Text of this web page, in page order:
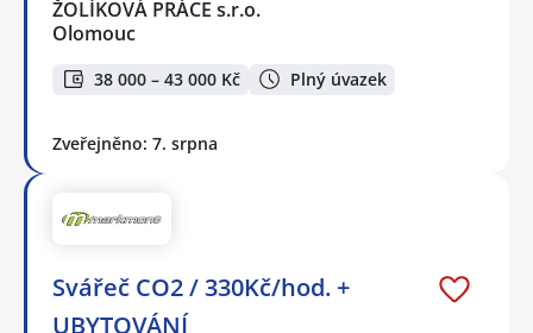
ŽOLÍKOVÁ PRÁCE s.r.o.
Olomouc
38 000 – 43 000 Kč Plný úvazek
Zveřejněno: 7. srpna
Svářeč CO2 / 330Kč/hod. +
UBYTOVÁNÍ